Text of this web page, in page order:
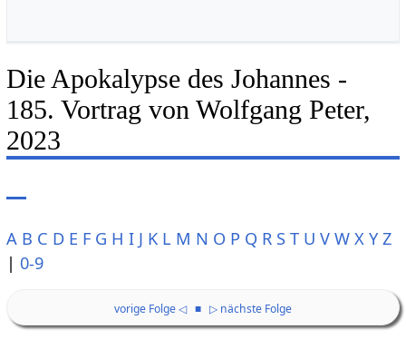
Die Apokalypse des Johannes -
185. Vortrag von Wolfgang Peter,
2023
A B C D E F G H I J K L M N O P Q R S T U V W X Y Z
| 0-9
vorige Folge ◁ ■ ▷ nächste Folge